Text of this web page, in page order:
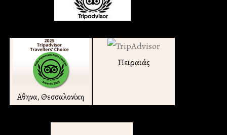
Αθηνα, Θεσσαλονίκη
Πειραιάς